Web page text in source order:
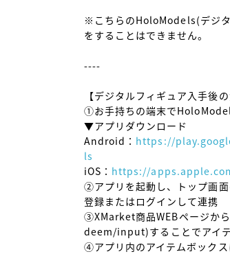
※こちらのHoloModels(デジ
をすることはできません。
----
【デジタルフィギュア入手後の
①お手持ちの端末で
▼アプリダウンロード
Android： https://
ls
iOS： https://
②アプリを起動し、トップ画
登録またはログインして連携
③XMarket商品WEBページか
deem/input)することでアイ
④アプリ内のアイテムボック